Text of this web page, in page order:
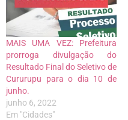
MAIS UMA VEZ: Prefeitura
prorroga divulgação do
Resultado Final do Seletivo de
Cururupu para o dia 10 de
junho.
junho 6, 2022
Em "Cidades"